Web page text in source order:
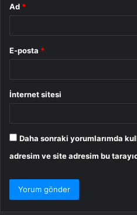
Ad *
E-posta *
İnternet sitesi
Daha sonraki yorumlarımda
adresim ve site adresim bu